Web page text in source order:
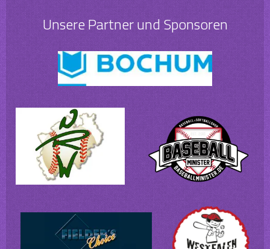
Unsere Partner und Sponsoren